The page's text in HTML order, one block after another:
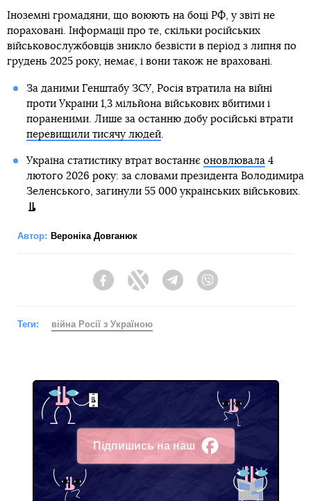
Іноземні громадяни, що воюють на боці РФ, у звіті не
пораховані. Інформації про те, скільки російських
військовослужбовців зникло безвісти в період з липня по
грудень 2025 року, немає, і вони також не враховані.
За даними Генштабу ЗСУ, Росія втратила на війні
проти України 1,3 мільйона військових вбитими і
пораненими. Лише за останню добу російські втрати
перевищили тисячу людей.
Україна статистику втрат востаннє оновлювала4
лютого 2026 року: за словами президента Володимира
Зеленського, загинули 55 000 українських військових.
Автор: Вероніка Довганюк
FacebookTwitter Telegram
Теги: війна Росії з Україною
Підпишись на наш
Facebook